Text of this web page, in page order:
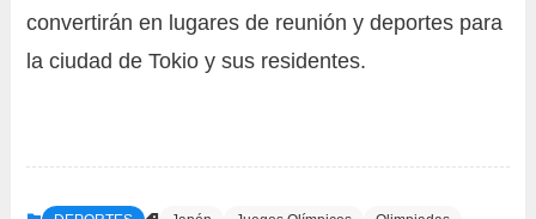
convertirán en lugares de reunión y deportes para
la ciudad de Tokio y sus residentes.